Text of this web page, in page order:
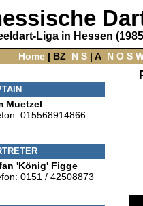
Liga in Hessen
Home‌ | BZ N S‌ | A‌ N O S
Muetzel
015568914866
'König' Figge
0151 / 42508873